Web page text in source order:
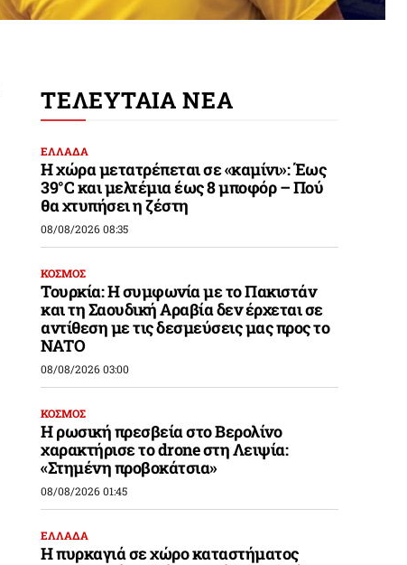
ΤΕΛΕΥΤΑΙΑ ΝΕΑ
ΕΛΛΑΔΑ
Η χώρα μετατρέπεται σε «καμίνι»: Έως
39°C και μελτέμια έως 8 μποφόρ – Πού
θα χτυπήσει η ζέστη
08/08/2026 08:35
ΚΟΣΜΟΣ
Τουρκία: Η συμφωνία με το Πακιστάν
και τη Σαουδική Αραβία δεν έρχεται σε
αντίθεση με τις δεσμεύσεις μας προς το
ΝΑΤΟ
08/08/2026 03:00
ΚΟΣΜΟΣ
Η ρωσική πρεσβεία στο Βερολίνο
χαρακτήρισε το drone στη Λειψία:
«Στημένη προβοκάτσια»
08/08/2026 01:45
ΕΛΛΑΔΑ
Η πυρκαγιά σε χώρο καταστήματος